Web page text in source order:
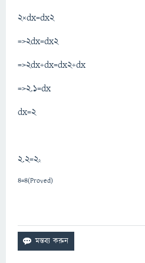
2×dx=dx2
=>2dx=dx2
=>2dx÷dx=dx2÷dx
=>2.1=dx
dx=2
2.2=22
4=4(Proved)